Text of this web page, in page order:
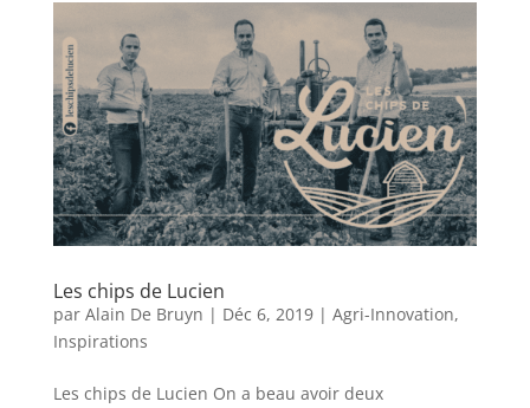
Les chips de Lucien
par Alain De Bruyn | Déc 6, 2019| Agri-Innovation,
Inspirations
Les chips de Lucien On a beau avoir deux